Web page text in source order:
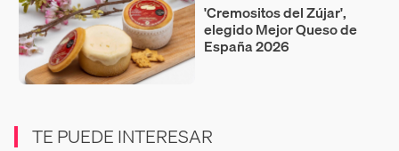
'Cremositos del Zújar',
elegido Mejor Queso de
España 2026
TE PUEDE INTERESAR